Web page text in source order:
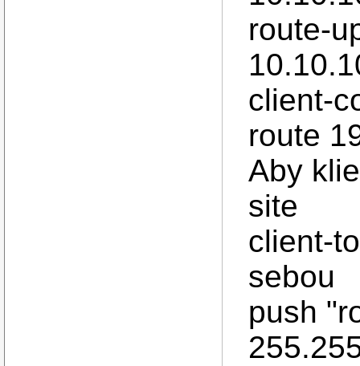
route-
client-
route
Aby
site
client-
sebou
push